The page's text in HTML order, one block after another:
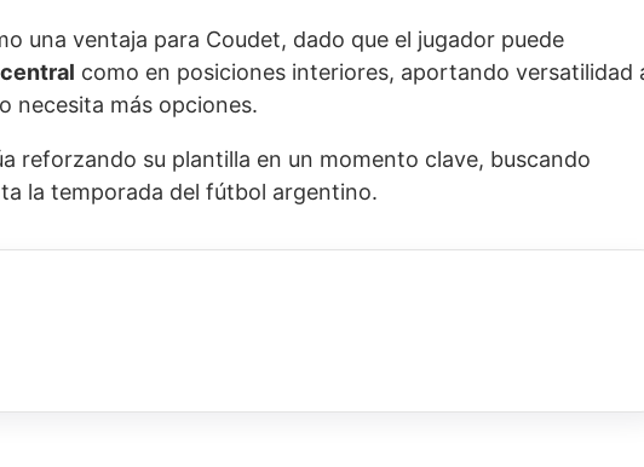
una ventaja para Coudet, dado que el jugador puede
como en posiciones interiores, aportando versatilidad
necesita más opciones.
reforzando su plantilla en un momento clave, buscando
la temporada del fútbol argentino.